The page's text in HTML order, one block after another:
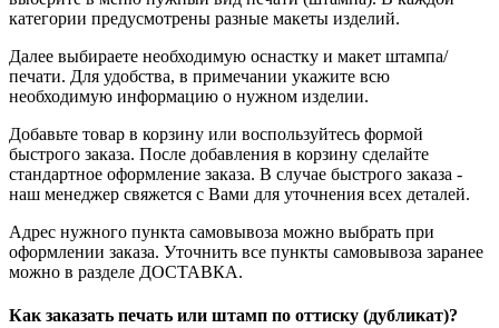
категории предусмотрены разные макеты изделий.
Далее выбираете необходимую оснастку и макет штампа/
печати. Для удобства, в примечании укажите всю
необходимую информацию о нужном изделии.
Добавьте товар в корзину или воспользуйтесь формой
быстрого заказа. После добавления в корзину сделайте
стандартное оформление заказа. В случае быстрого заказа -
наш менеджер свяжется с Вами для уточнения всех деталей.
Адрес нужного пункта самовывоза можно выбрать при
оформлении заказа. Уточнить все пункты самовывоза заранее
можно в разделе ДОСТАВКА.
Как заказать печать или штамп по оттиску (дубликат)?